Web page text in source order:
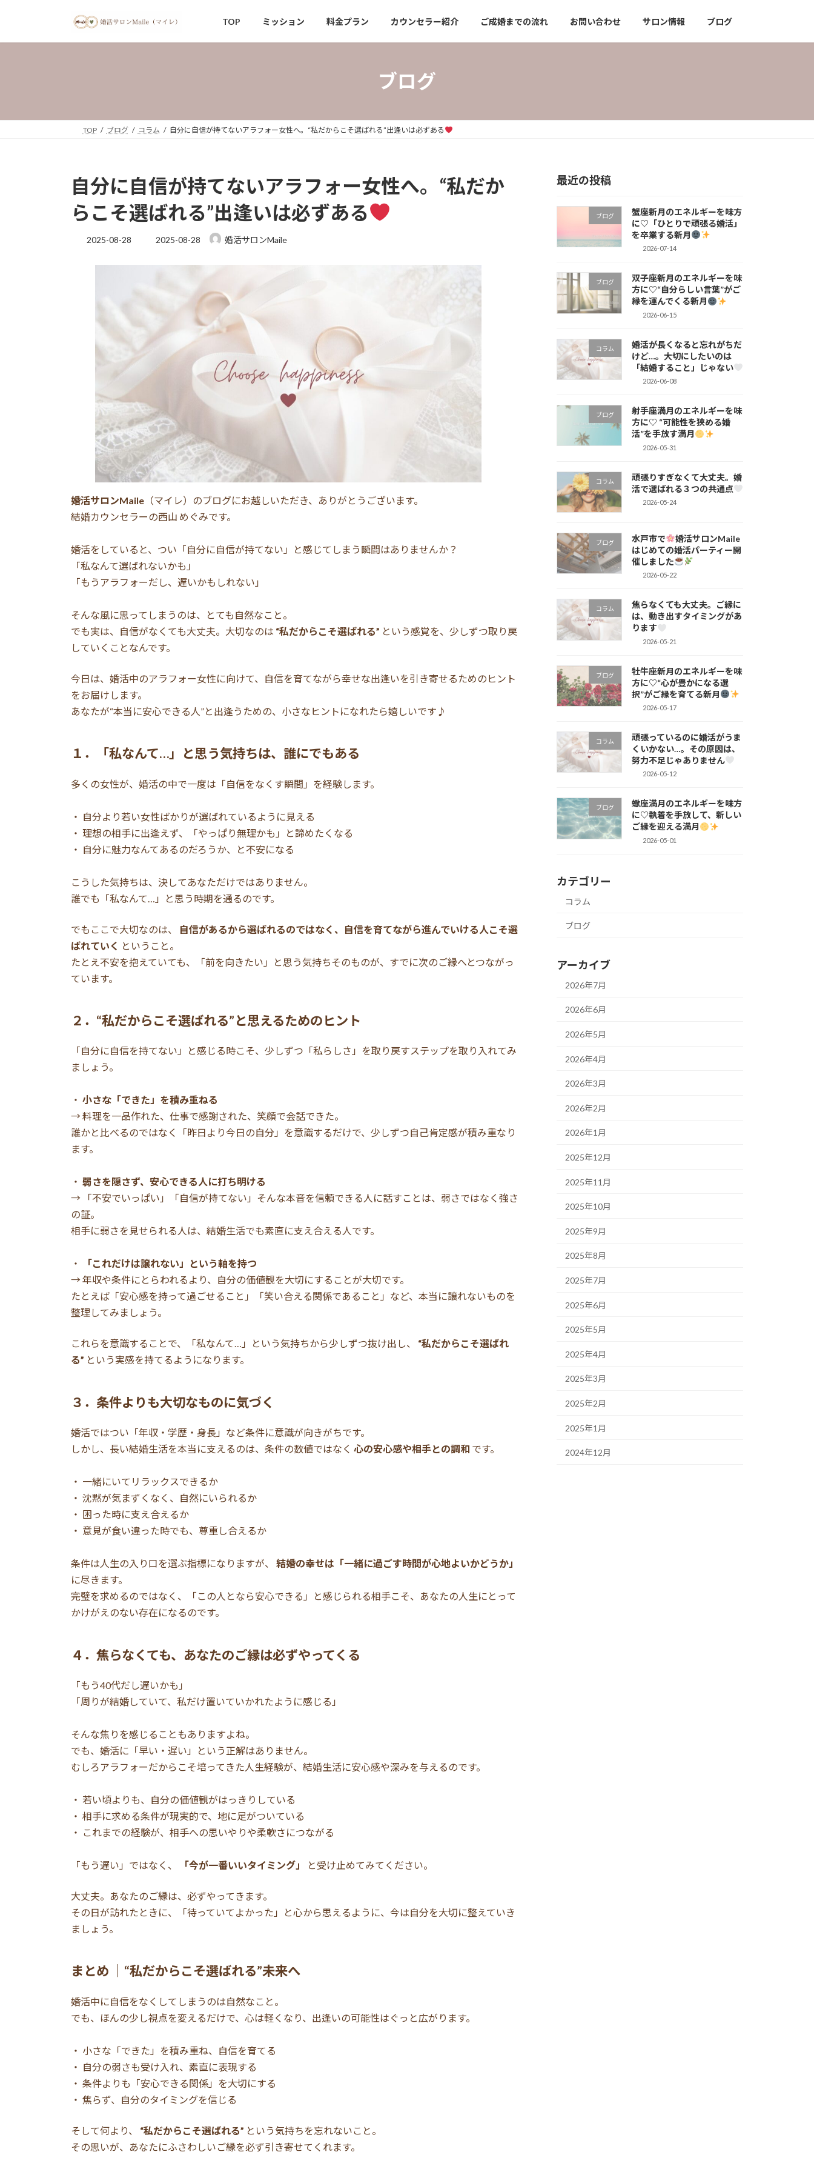
ッ
移
TOP ミッション 料金プラン カウンセラー紹介 ご成婚までの流れ お問い合わせ サロン情報 ブログ
ブログ
TOP ブログ コラム 自分に自信が持てないアラフォー女性へ。“私だからこそ選ばれる”出逢いは必ずある
自分に自信が持てないアラフォー女性へ。“私だか
らこそ選ばれる”出逢いは必ずある
2025-08-28
最
2025-08-28 婚活サロンMaile
婚活サロンMaile （マイレ）のブログにお越しいただき、ありがとうございます。
結婚カウンセラーの西山 めぐみです。
婚活をしていると、つい「自分に自信が持てない」と感じてしまう瞬間はありませんか？
「私なんて選ばれないかも」
「もうアラフォーだし、遅いかもしれない」
そんな風に思ってしまうのは、とても自然なこと。
でも実は、自信がなくても大丈夫。大切なのは “私だからこそ選ばれる” という感覚を、少しずつ取り戻
していくことなんです。
今日は、婚活中のアラフォー女性に向けて、自信を育てながら幸せな出逢いを引き寄せるためのヒント
をお届けします。
あなたが“本当に安心できる人”と出逢うための、小さなヒントになれたら嬉しいです♪
１．「私なんて…」と思う気持ちは、誰にでもある
多くの女性が、婚活の中で一度は「自信をなくす瞬間」を経験します。
・ 自分より若い女性ばかりが選ばれているように見える
・ 理想の相手に出逢えず、「やっぱり無理かも」と諦めたくなる
・ 自分に魅力なんてあるのだろうか、と不安になる
こうした気持ちは、決してあなただけではありません。
誰でも「私なんて…」と思う時期を通るのです。
でもここで大切なのは、
自信があるから選ばれるのではなく、自信を育てながら進んでいける人こそ選
ばれていく ということ。
たとえ不安を抱えていても、「前を向きたい」と思う気持ちそのものが、すでに次のご縁へとつながっ
ています。
２．“私だからこそ選ばれる”と思えるためのヒント
「自分に自信を持てない」と感じる時こそ、少しずつ「私らしさ」を取り戻すステップを取り入れてみ
ましょう。
・ 小さな「できた」を積み重ねる
→ 料理を一品作れた、仕事で感謝された、笑顔で会話できた。
誰かと比べるのではなく「昨日より今日の自分」を意識するだけで、少しずつ自己肯定感が積み重なり
ます。
・ 弱さを隠さず、安心できる人に打ち明ける
→ 「不安でいっぱい」「自信が持てない」そんな本音を信頼できる人に話すことは、弱さではなく強さ
の証。
相手に弱さを見せられる人は、結婚生活でも素直に支え合える人です。
・
「これだけは譲れない」という軸を持つ
→ 年収や条件にとらわれるより、自分の価値観を大切にすることが大切です。
たとえば「安心感を持って過ごせること」「笑い合える関係であること」など、本当に譲れないものを
整理してみましょう。
これらを意識することで、「私なんて…」という気持ちから少しずつ抜け出し、 “私だからこそ選ばれ
る” という実感を持てるようになります。
３．条件よりも大切なものに気づく
婚活ではつい「年収・学歴・身長」など条件に意識が向きがちです。
しかし、長い結婚生活を本当に支えるのは、条件の数値ではなく 心の安心感や相手との調和 です。
・ 一緒にいてリラックスできるか
・ 沈黙が気まずくなく、自然にいられるか
・ 困った時に支え合えるか
・ 意見が食い違った時でも、尊重し合えるか
条件は人生の入り口を選ぶ指標になりますが、 結婚の幸せは「一緒に過ごす時間が心地よいかどうか」
に尽きます。
完璧を求めるのではなく、「この人となら安心できる」と感じられる相手こそ、あなたの人生にとって
かけがえのない存在になるのです。
４．焦らなくても、あなたのご縁は必ずやってくる
「もう40代だし遅いかも」
「周りが結婚していて、私だけ置いていかれたように感じる」
そんな焦りを感じることもありますよね。
でも、婚活に「早い・遅い」という正解はありません。
むしろアラフォーだからこそ培ってきた人生経験が、結婚生活に安心感や深みを与えるのです。
・ 若い頃よりも、自分の価値観がはっきりしている
・ 相手に求める条件が現実的で、地に足がついている
・ これまでの経験が、相手への思いやりや柔軟さにつながる
「もう遅い」ではなく、 「今が一番いいタイミング」 と受け止めてみてください。
大丈夫。あなたのご縁は、必ずやってきます。
その日が訪れたときに、「待っていてよかった」と心から思えるように、今は自分を大切に整えていき
ましょう。
まとめ ｜“私だからこそ選ばれる”未来へ
婚活中に自信をなくしてしまうのは自然なこと。
でも、ほんの少し視点を変えるだけで、心は軽くなり、出逢いの可能性はぐっと広がります。
・ 小さな「できた」を積み重ね、自信を育てる
・ 自分の弱さも受け入れ、素直に表現する
・ 条件よりも「安心できる関係」を大切にする
・ 焦らず、自分のタイミングを信じる
そして何より、 “私だからこそ選ばれる” という気持ちを忘れないこと。
その思いが、あなたにふさわしいご縁を必ず引き寄せてくれます。
最近の投稿
ブログ
蟹座新月のエネルギーを味方
に♡「ひとりで頑張る婚活」
を卒業する新月
2026-07-14
ブログ
双子座新月のエネルギーを味
方に♡“自分らしい言葉”がご
縁を運んでくる新月
2026-06-15
コラム
婚活が長くなると忘れがちだ
けど…。大切にしたいのは
「結婚すること」じゃない
2026-06-08
ブログ
射手座満月のエネルギーを味
方に♡ “可能性を狭める婚
活”を手放す満月
2026-05-31
コラム
頑張りすぎなくて大丈夫。婚
活で選ばれる３つの共通点
2026-05-24
ブログ 水戸市で
婚活サロンMaile
はじめての婚活パーティー開
催しました
2026-05-22
コラム
焦らなくても大丈夫。ご縁に
は、動き出すタイミングがあ
ります
2026-05-21
ブログ
牡牛座新月のエネルギーを味
方に♡“心が豊かになる選
択”がご縁を育てる新月
2026-05-17
コラム
頑張っているのに婚活がうま
くいかない…。その原因は、
努力不足じゃありません
2026-05-12
ブログ
蠍座満月のエネルギーを味方
に♡執着を手放して、新しい
ご縁を迎える満月
2026-05-01
カテゴリー
コラム
ブログ
アーカイブ
2026年7月
2026年6月
2026年5月
2026年4月
2026年3月
2026年2月
2026年1月
2025年12月
2025年11月
2025年10月
2025年9月
2025年8月
2025年7月
2025年6月
2025年5月
2025年4月
2025年3月
2025年2月
2025年1月
2024年12月